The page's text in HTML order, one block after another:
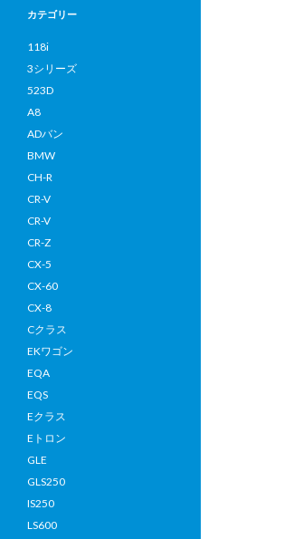
カテゴリー
118i
3シリーズ
523D
A8
ADバン
BMW
CH-R
CR-V
CR-V
CR-Z
CX-5
CX-60
CX-8
Cクラス
EKワゴン
EQA
EQS
Eクラス
Eトロン
GLE
GLS250
IS250
LS600